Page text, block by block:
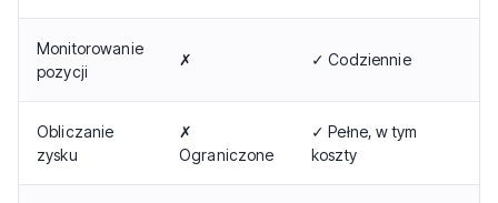
Monitorowanie
pozycji
✗ ✓ Codziennie
Obliczanie
zysku
✗
Ograniczone
✓ Pełne, w tym
koszty